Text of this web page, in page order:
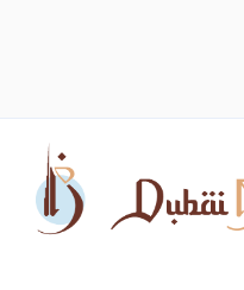
contenuto